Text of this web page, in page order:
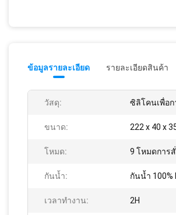
ข้อมูลรายละเอียด รายละเอียดสินค้า
วัสดุ: ซิลิโคนเพื่อก
ขนาด: 222 x 40 x
โหมด: 9 โหมดการ
กันน้ำ: กันน้ำ 100%
เวลาทำงาน: 2H